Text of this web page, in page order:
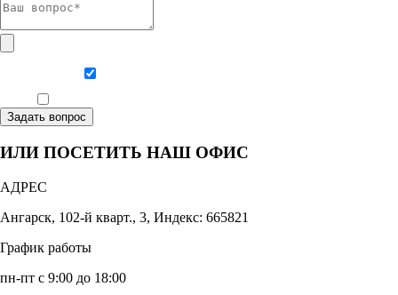
Задать вопрос
ИЛИ ПОСЕТИТЬ НАШ ОФИС
АДРЕС
Ангарск, 102-й кварт., 3, Индекс: 665821
График работы
пн-пт с 9:00 до 18:00